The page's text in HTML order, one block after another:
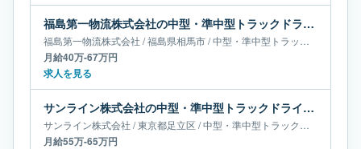
福島第一物流株式会社の中型・準中型トラックドライバー求人｜福島県相馬市｜月給40万-67万円
福島第一物流株式会社 /福島県相馬市/中型・準中型トラックドライバー
月給40万-67万円
求人を見る
サンライン株式会社の中型・準中型トラックドライバー求人｜東京都足立区｜月給55万-65万円
サンライン株式会社 /東京都足立区 /中型・準中型トラックドライバー
月給55万-65万円